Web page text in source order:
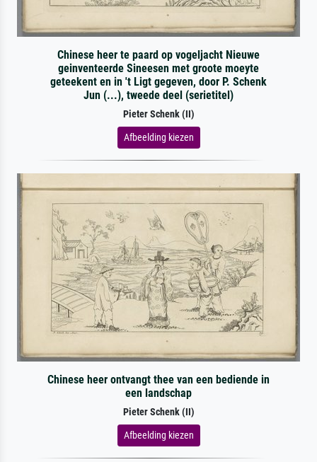
Chinese heer te paard op vogeljacht Nieuwe
geinventeerde Sineesen met groote moeyte
geteekent en in 't Ligt gegeven, door P. Schenk
Jun (...), tweede deel (serietitel)
Pieter Schenk (II)
Afbeelding kiezen
Chinese heer ontvangt thee van een bediende in
een landschap
Pieter Schenk (II)
Afbeelding kiezen